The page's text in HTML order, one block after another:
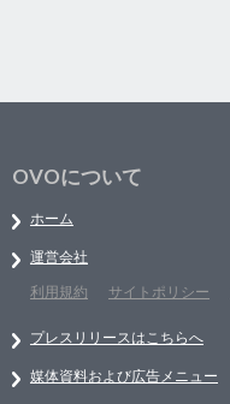
OVOについて
ホーム
運営会社
利用規約
サイトポリシー
プレスリリースはこちらへ
媒体資料および広告メニュー